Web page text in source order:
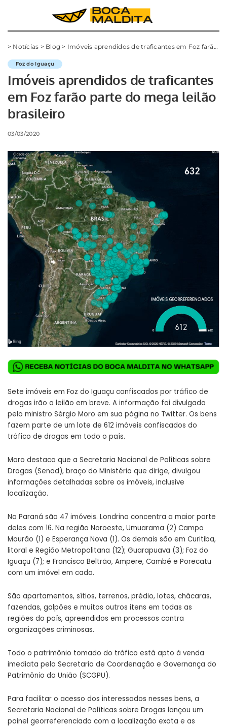
> Notícias > Blog > Imóveis aprendidos de traficantes em Foz farão parte do mega leilão brasileiro
Foz do Iguaçu
Imóveis aprendidos de traficantes
em Foz farão parte do mega leilão
brasileiro
03/03/2020
Sete imóveis em Foz do Iguaçu confiscados por tráfico de
drogas irão a leilão em breve. A informação foi divulgada
pelo ministro Sérgio Moro em sua página no Twitter. Os bens
fazem parte de um lote de 612 imóveis confiscados do
tráfico de drogas em todo o país.
Moro destaca que a Secretaria Nacional de Políticas sobre
Drogas (Senad), braço do Ministério que dirige, divulgou
informações detalhadas sobre os imóveis, inclusive
localização.
No Paraná são 47 imóveis. Londrina concentra a maior parte
deles com 16. Na região Noroeste, Umuarama (2) Campo
Mourão (1) e Esperança Nova (1). Os demais são em Curitiba,
litoral e Região Metropolitana (12); Guarapuava (3); Foz do
Iguaçu (7); e Francisco Beltrão, Ampere, Cambé e Porecatu
com um imóvel em cada.
São apartamentos, sítios, terrenos, prédio, lotes, chácaras,
fazendas, galpões e muitos outros itens em todas as
regiões do país, apreendidos em processos contra
organizações criminosas.
Todo o patrimônio tomado do tráfico está apto à venda
imediata pela Secretaria de Coordenação e Governança do
Patrimônio da União (SCGPU).
Para facilitar o acesso dos interessados nesses bens, a
Secretaria Nacional de Políticas sobre Drogas lançou um
painel georreferenciado com a localização exata e as